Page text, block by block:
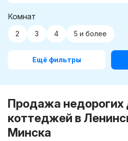
Комнат
2 3 4 5 и более
Ещё фильтры
Продажа недорогих
коттеджей в
Минска